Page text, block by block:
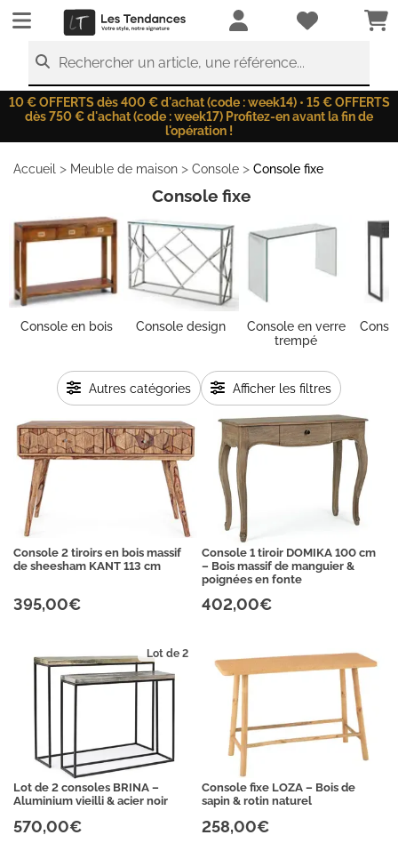
LesTendances.fr
Rechercher un article, une référence...
10 € OFFERTS dès 400 € d'achat (code : week14) • 15 € OFFERTS
dès 750 € d'achat (code : week17) Profitez-en avant la fin de
l'opération !
Accueil > Meuble de maison > Console > Console fixe
Console fixe
Console en bois Console design
Console en verre
trempé
Console 2 tiroirs en bois massif
de sheesham KANT 113 cm
395,00€
Console 1 tiroir DOMIKA 100 cm
– Bois massif de manguier &
poignées en fonte
402,00€
Lot de 2
Lot de 2 consoles BRINA –
Aluminium vieilli & acier noir
570,00€
Console fixe LOZA – Bois de
sapin & rotin naturel
258,00€
Autres catégories Afficher les filtres